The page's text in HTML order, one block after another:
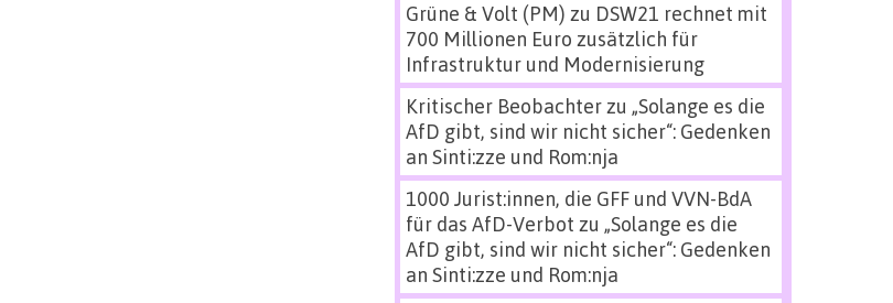
Grüne & Volt (PM) zu DSW21 rechnet mit
700 Millionen Euro zusätzlich für
Infrastruktur und Modernisierung
Kritischer Beobachterzu „Solange es die
AfD gibt, sind wir nicht sicher“: Gedenken
an Sinti:zze und Rom:nja
1000 Jurist:innen, die GFF und VVN-BdA
für das AfD-Verbot zu „Solange es die
AfD gibt, sind wir nicht sicher“: Gedenken
an Sinti:zze und Rom:nja